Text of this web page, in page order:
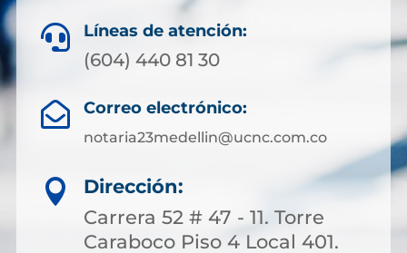
 Líneas de atención:
(604) 440 81 30
 Correo electrónico:
notaria23medellin@ucnc.com.co

Dirección:
Carrera 52 # 47 - 11. Torre
Caraboco Piso 4 Local 401.